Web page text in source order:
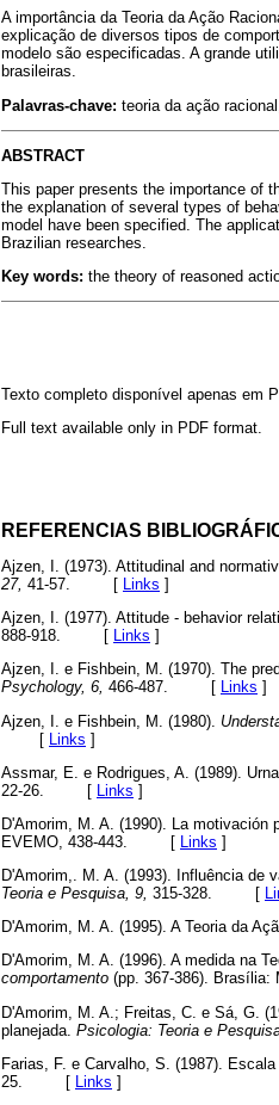
A importância da Teoria da Ação
explicação de diversos tipos de
modelo são especificadas. A grande
brasileiras.
Palavras-chave: teoria da ação
ABSTRACT
This paper presents the importance of
the explanation of several types of
model have been specified. The
Brazilian researches.
Key words: the theory of reasoned
Texto completo disponível apenas em
Full text available only in PDF format.
REFERENCIAS
Ajzen, I. (1973). Attitudinal and
27, 41-57. [ Links ]
Ajzen, I. (1977). Attitude - behavior
888-918. [ Links ]
Ajzen, I. e Fishbein, M. (1970). The
Psychology, 6, 466-487. [ Links ]
Ajzen, I. e Fishbein, M. (1980).
[ Links ]
Assmar, E. e Rodrigues, A. (1989).
22-26. [ Links ]
D'Amorim, M. A. (1990). La motivación
EVEMO, 438-443. [
Links ]
D'Amorim,. M. A. (1993). Influência de
Teoria e Pesquisa, 9, 315-328. [
D'Amorim, M. A. (1995). A Teoria da
D'Amorim, M. A. (1996). A medida na
comportamento (pp. 367-386).
D'Amorim, M. A.; Freitas, C. e Sá, G.
planejada. Psicologia: Teoria e
Farias, F. e Carvalho, S. (1987).
25. [
Links ]